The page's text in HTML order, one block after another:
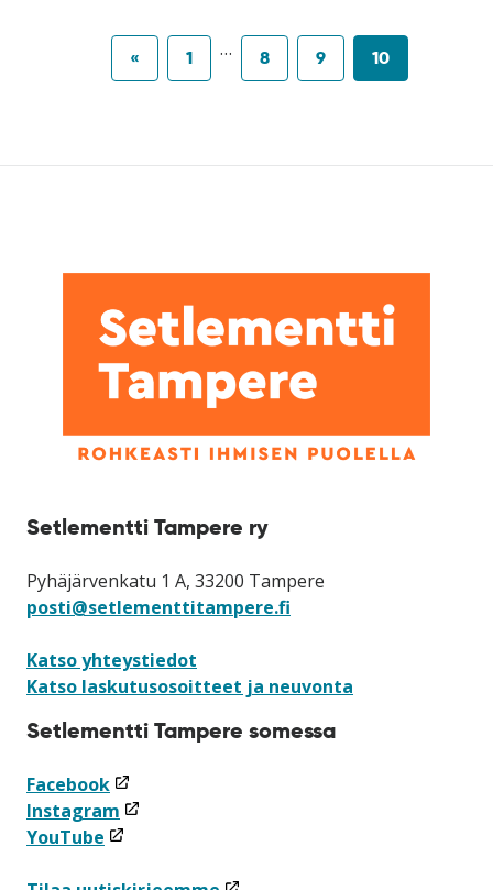
« 1 … 8 9 10
Setlementti Tampere ry
Pyhäjärvenkatu 1 A, 33200 Tampere
posti@setlementtitampere.fi
Katso yhteystiedot
Katso laskutusosoitteet ja neuvonta
Setlementti Tampere somessa
Facebook(linkki
avataan
uuteen
Instagram (linkki
avataan
YouTube (linkki